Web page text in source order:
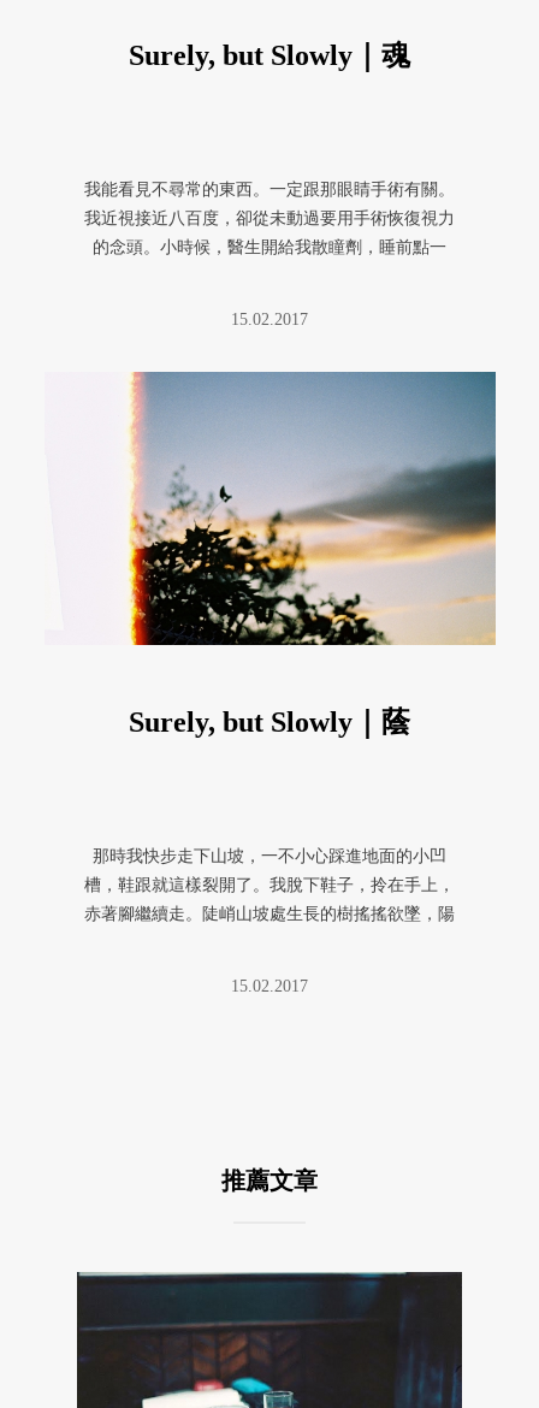
Surely, but Slowly｜魂
我能看見不尋常的東西。一定跟那眼睛手術有關。
我近視接近八百度，卻從未動過要用手術恢復視力
的念頭。小時候，醫生開給我散瞳劑，睡前點一
15.02.2017
Surely, but Slowly｜蔭
那時我快步走下山坡，一不小心踩進地面的小凹
槽，鞋跟就這樣裂開了。我脫下鞋子，拎在手上，
赤著腳繼續走。陡峭山坡處生長的樹搖搖欲墜，陽
15.02.2017
推薦文章